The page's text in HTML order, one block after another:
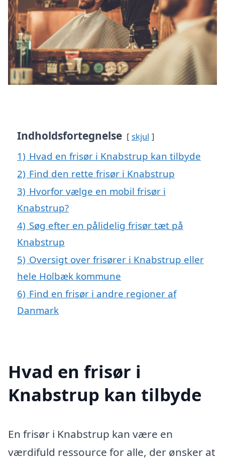
Indholdsfortegnelse skjul
1) Hvad en frisør i Knabstrup kan tilbyde
2) Find den rette frisør i Knabstrup
3) Hvorfor vælge en mobil frisør i
Knabstrup?
4) Søg efter en pålidelig frisør tæt på
Knabstrup
5) Oversigt over frisører i Knabstrup eller
hele Holbæk kommune
6) Find en frisør i andre regioner af
Danmark
Hvad en frisør i
Knabstrup kan tilbyde
En frisør i Knabstrup kan være en
værdifuld ressource for alle, der ønsker at